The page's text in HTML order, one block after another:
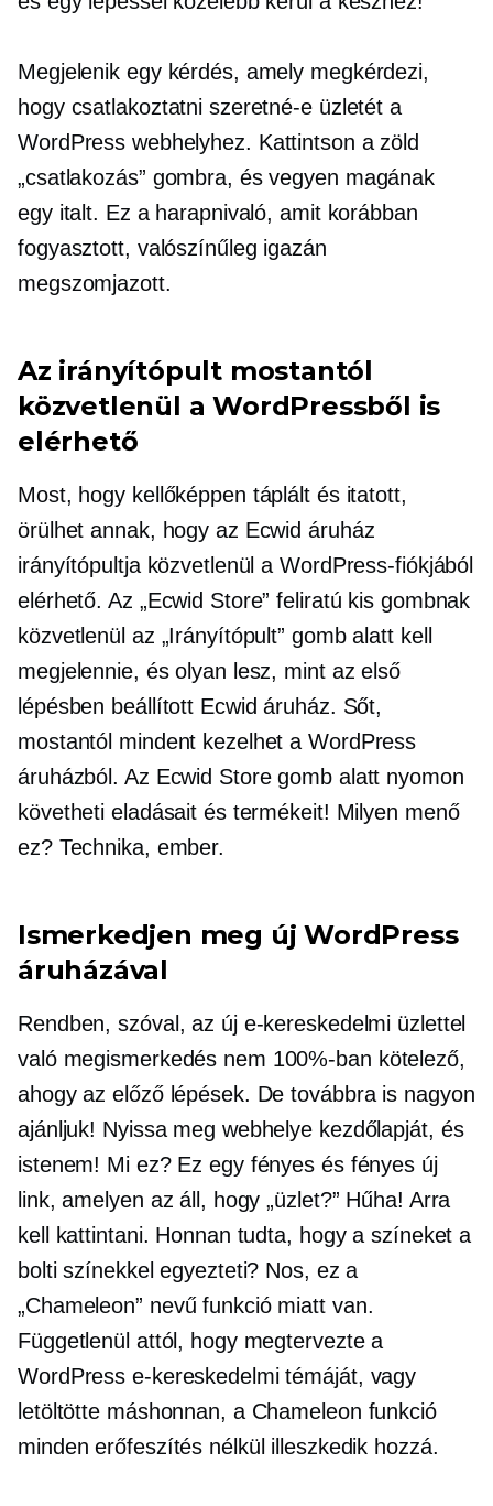
Megjelenik egy kérdés, amely megkérdezi,
hogy csatlakoztatni szeretné-e üzletét a
WordPress webhelyhez. Kattintson a zöld
„csatlakozás” gombra, és vegyen magának
egy italt. Ez a harapnivaló, amit korábban
fogyasztott, valószínűleg igazán
megszomjazott.
Az irányítópult mostantól
közvetlenül a WordPressből is
elérhető
Most, hogy kellőképpen táplált és itatott,
örülhet annak, hogy az Ecwid áruház
irányítópultja közvetlenül a WordPress-fiókjából
elérhető. Az „Ecwid Store” feliratú kis gombnak
közvetlenül az „Irányítópult” gomb alatt kell
megjelennie, és olyan lesz, mint az első
lépésben beállított Ecwid áruház. Sőt,
mostantól mindent kezelhet a WordPress
áruházból. Az Ecwid Store gomb alatt nyomon
követheti eladásait és termékeit! Milyen menő
ez? Technika, ember.
Ismerkedjen meg új WordPress
áruházával
Rendben, szóval, az új e-kereskedelmi üzlettel
való megismerkedés nem 100%-ban kötelező,
ahogy az előző lépések. De továbbra is nagyon
ajánljuk! Nyissa meg webhelye kezdőlapját, és
istenem! Mi ez? Ez egy fényes és fényes új
link, amelyen az áll, hogy „üzlet?” Hűha! Arra
kell kattintani. Honnan tudta, hogy a színeket a
bolti színekkel egyezteti? Nos, ez a
„Chameleon” nevű funkció miatt van.
Függetlenül attól, hogy megtervezte a
WordPress e-kereskedelmi témáját, vagy
letöltötte máshonnan, a Chameleon funkció
minden erőfeszítés nélkül illeszkedik hozzá.